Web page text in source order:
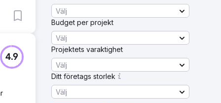
4.9
Välj
Budget per projekt
Välj
Projektets varaktighet
Välj
Ditt företags storlek
Välj